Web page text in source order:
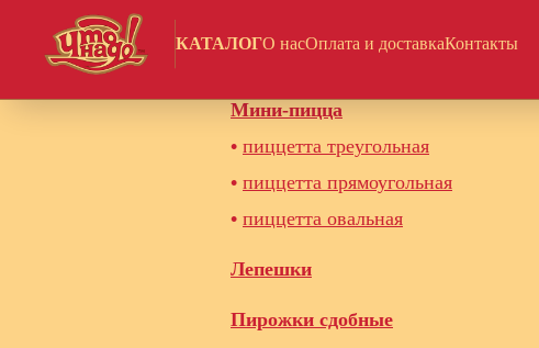
КАТАЛОГО насОплата и доставкаКонтакты
Полуфабрикаты для пекарни
Мини-пицца
• пиццетта треугольная
• пиццетта прямоугольная
• пиццетта овальная
Лепешки
Пирожки сдобные